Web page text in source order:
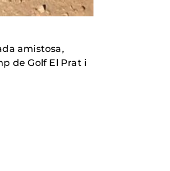
amistosa,
de Golf El Prat i